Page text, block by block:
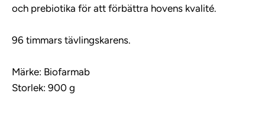
och prebiotika för att förbättra hovens kvalité.
96 timmars tävlingskarens.
Märke: Biofarmab
Storlek: 900 g